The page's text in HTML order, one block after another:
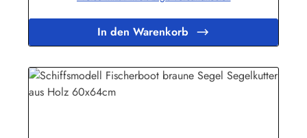
In den Warenkorb